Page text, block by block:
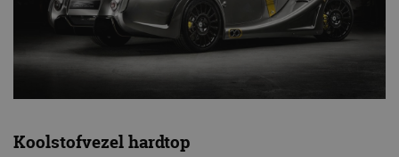
Koolstofvezel hardtop